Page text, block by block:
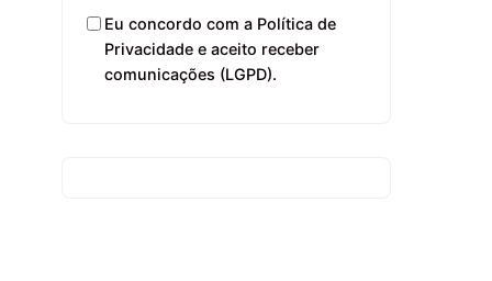
Eu concordo com a Política de
Privacidade e aceito receber
comunicações (LGPD).